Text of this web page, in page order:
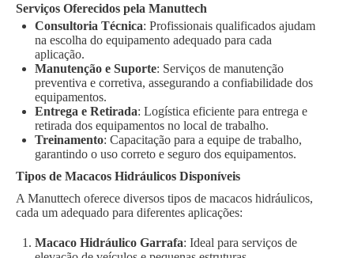
Serviços Oferecidos pela Manuttech
Consultoria Técnica: Profissionais qualificados ajudam
na escolha do equipamento adequado para cada
aplicação.
Manutenção e Suporte: Serviços de manutenção
preventiva e corretiva, assegurando a confiabilidade dos
equipamentos.
Entrega e Retirada: Logística eficiente para entrega e
retirada dos equipamentos no local de trabalho.
Treinamento: Capacitação para a equipe de trabalho,
garantindo o uso correto e seguro dos equipamentos.
Tipos de Macacos Hidráulicos Disponíveis
A Manuttech oferece diversos tipos de macacos hidráulicos,
cada um adequado para diferentes aplicações:
Macaco Hidráulico Garrafa: Ideal para serviços de